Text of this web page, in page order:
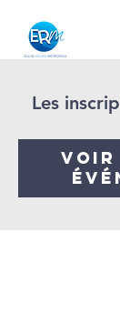
Les
Voir